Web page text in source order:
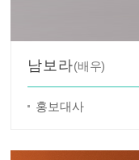
남보라(배우)
홍보대사